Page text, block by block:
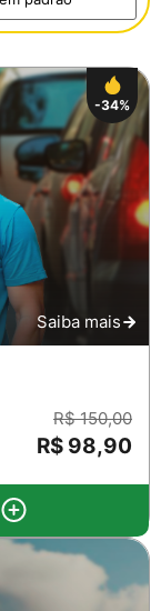
-34%
Saiba mais
R$ 150,00
R$ 98,90